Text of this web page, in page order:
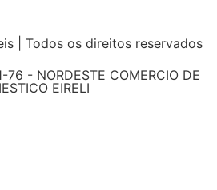
| Todos os direitos reservados
- NORDESTE COMERCIO DE
EIRELI